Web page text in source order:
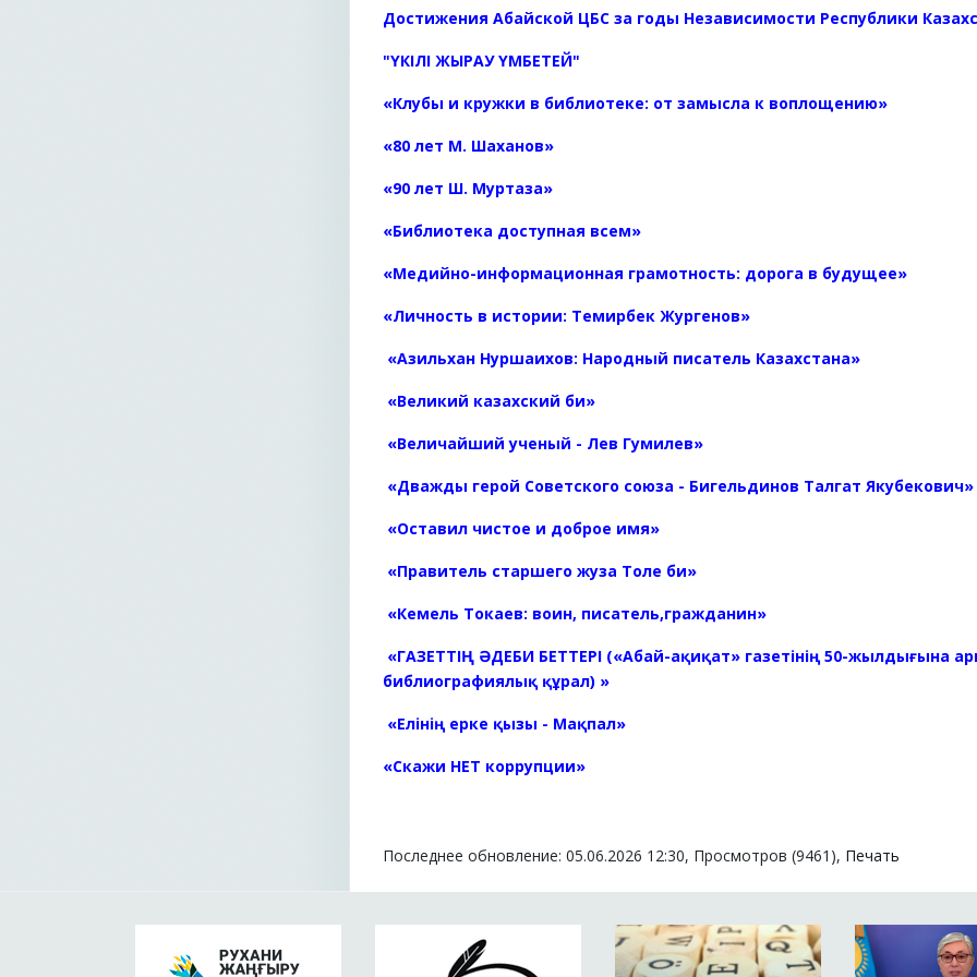
Достижения Абайской ЦБС за годы Независимости Республики
"ҮКІЛІ ЖЫРАУ ҮМБЕТЕЙ"
«Клубы и кружки в библиотеке: от замысла к воплощению»
«80 лет М. Шаханов»
«90 лет Ш. Муртаза»
«Библиотека доступная всем»
«Медийно-информационная грамотность: дорога в будущее»
«Личность в истории: Темирбек Жургенов»
«Азильхан Нуршаихов: Народный писатель Казахстана»
«Великий казахский би»
«Величайший ученый - Лев Гумилев»
«Дважды герой Советского союза - Бигельдинов Талгат Якубекович»
«Оставил чистое и доброе имя»
«Правитель старшего жуза Толе би»
«Кемель Токаев: воин, писатель,гражданин»
«ГАЗЕТТІҢ ӘДЕБИ БЕТТЕРІ («Абай-ақиқат» газетінің 50-жылдығына
библиографиялық құрал) »
«Елінің ерке қызы - Мақпал»
«Скажи НЕТ коррупции»
Последнее обновление: 05.06.2026 12:30, Просмотров (9461), Печать